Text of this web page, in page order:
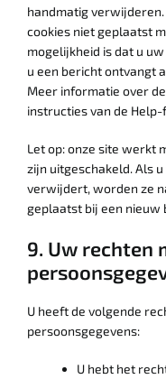
handmatig
cookies niet geplaatst
mogelijkheid is dat u
u een bericht ontvangt
Meer informatie over
instructies van de
Let op: onze site werkt
zijn uitgeschakeld. Als
verwijdert, worden ze
geplaatst bij een nieuw
9. Uw rechten
U heeft de volgende
persoonsgegevens:
U hebt het